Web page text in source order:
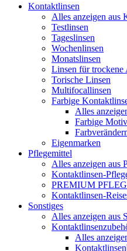
Kontaktlinsen
Alles anzeigen aus
Testlinsen
Tageslinsen
Wochenlinsen
Monatslinsen
Linsen für trockene
Torische Linsen
Multifocallinsen
Farbige
Alles
Farbige
Eigenmarken
Pflegemittel
Alles anzeigen aus
Kontaktlinsen-
PREMIUM
Kontaktlinsen-
Sonstiges
Alles anzeigen aus
Alles